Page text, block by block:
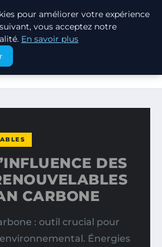
FOOTPRINT
DES ÉNERGIES RENOUVELABLES
DES
CARBONE
: outil crucial pour
Énergies
pour améliorer votre expérience
vous acceptez notre
En savoir plus